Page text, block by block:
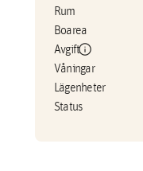
Rum
Boarea
Avgiftinfo
Våningar
Lägenheter
Status